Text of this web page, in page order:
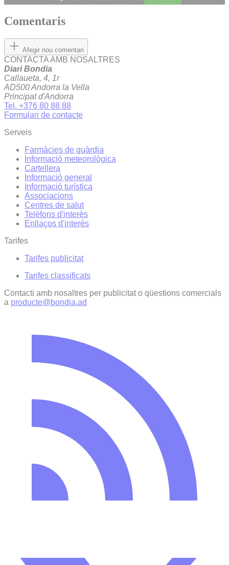
Comentaris
Afegir nou comentari
CONTACTA AMB NOSALTRES
Diari Bondia
Callaueta, 4, 1r
AD500 Andorra la Vella
Principat d'Andorra
Tel. +376 80 88 88
Formulari de contacte
Serveis
Farmàcies de guàrdia
Informació meteorològica
Cartellera
Informació general
Informació turística
Associacions
Centres de salut
Telèfons d'interès
Enllaços d'interés
Tarifes
Tarifes publicitat
Tarifes classificats
Contacti amb nosaltres per publicitat o qüestions comercials
a producte@bondia.ad